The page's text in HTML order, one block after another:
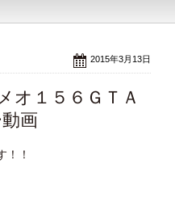
2015年3月13日
オ１５６ＧＴＡ
画
！！